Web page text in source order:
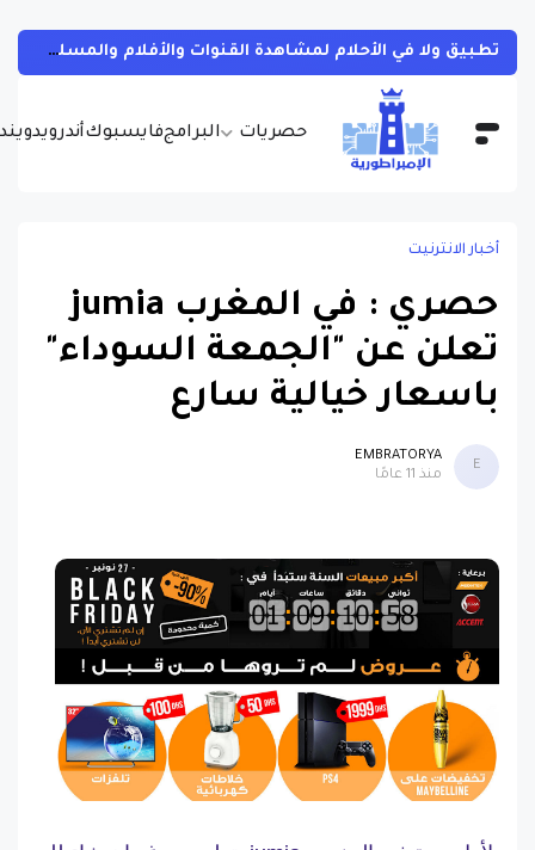
حصريات البرامجفايسبوكأندرويد
تطبيق ولا في الأحلام لمشاهدة القنوات والأفلام والمسلسلات التلفزيونية والانمي والمصارعة الحرة
أخبار الانترنيت
حصري : في المغرب jumia
تعلن عن "الجمعة السوداء"
باسعار خيالية سارع
E
EMBRATORYA
منذ 11 عامًا